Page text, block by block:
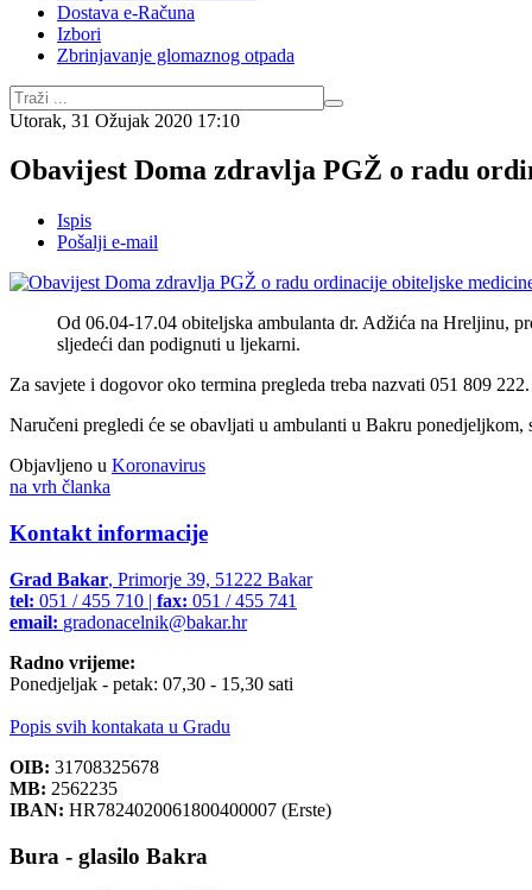
Dostava e-Računa
Izbori
Zbrinjavanje glomaznog otpada
Utorak, 31 Ožujak 2020 17:10
Obavijest Doma zdravlja PGŽ o radu
Ispis
Pošalji e-mail
Od 06.04-17.04 obiteljska ambulanta dr. Adžića na Hreljinu,
sljedeći dan podignuti u ljekarni.
Za savjete i dogovor oko termina pregleda treba nazvati 051 809 222.
Naručeni pregledi će se obavljati u ambulanti u Bakru
Objavljeno u Koronavirus
na vrh članka
Kontakt informacije
Grad Bakar, Primorje 39, 51222 Bakar
tel: 051 / 455 710 | fax: 051 / 455 741
email: gradonacelnik@bakar.hr
Radno vrijeme:
Ponedjeljak - petak: 07,30 - 15,30 sati
Popis svih kontakata u Gradu
OIB: 31708325678
MB: 2562235
IBAN: HR7824020061800400007 (Erste)
Bura - glasilo Bakra